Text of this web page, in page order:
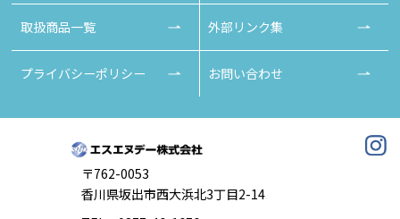
取扱商品一覧 外部リンク集
プライバシーポリシー お問い合わせ
〒762-0053
香川県坂出市西大浜北3丁目2-14